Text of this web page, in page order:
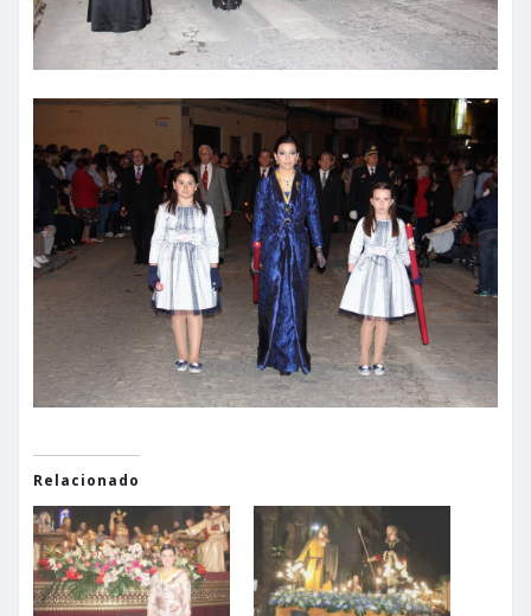
Relacionado